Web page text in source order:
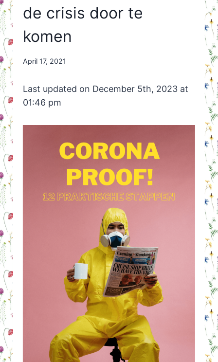
de crisis door te
komen
By
April 17, 2021
Last updated on December 5th, 2023 at
01:46 pm